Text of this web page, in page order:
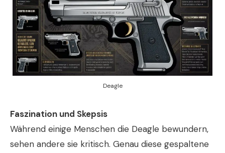
Deagle
Faszination und Skepsis
Während einige Menschen die Deagle bewundern,
sehen andere sie kritisch. Genau diese gespaltene